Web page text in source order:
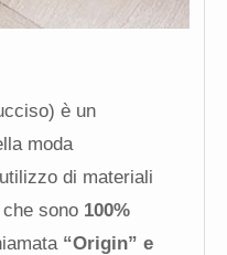
è un
moda
di materiali
sono 100%
“Origin” e